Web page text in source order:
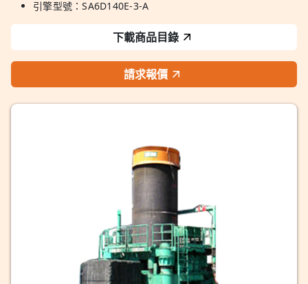
引擎型號：SA6D140E-3-A
下載商品目錄
請求報價